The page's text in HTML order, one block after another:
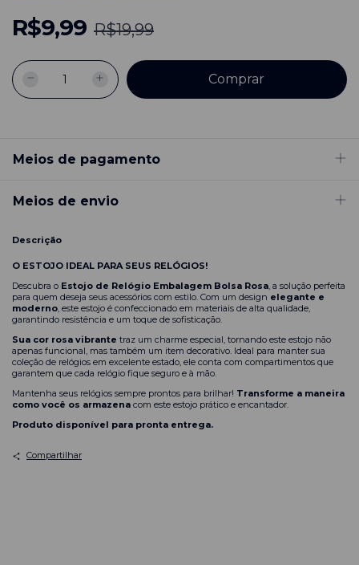
R$9,99 R$19,99
Meios de pagamento
Meios de envio
Descrição
O ESTOJO IDEAL PARA SEUS RELÓGIOS!
Descubra o Estojo de Relógio Embalagem Bolsa Rosa, a solução perfeita
para quem deseja seus acessórios com estilo. Com um design elegante e
moderno, este estojo é confeccionado em materiais de alta qualidade,
garantindo resistência e um toque de sofisticação.
Sua cor rosa vibrante traz um charme especial, tornando este estojo não
apenas funcional, mas também um item decorativo. Ideal para manter sua
coleção de relógios em excelente estado, ele conta com compartimentos que
garantem que cada relógio fique seguro e à mão.
Mantenha seus relógios sempre prontos para brilhar! Transforme a maneira
como você os armazena com este estojo prático e encantador.
Produto disponível para pronta entrega.
Compartilhar